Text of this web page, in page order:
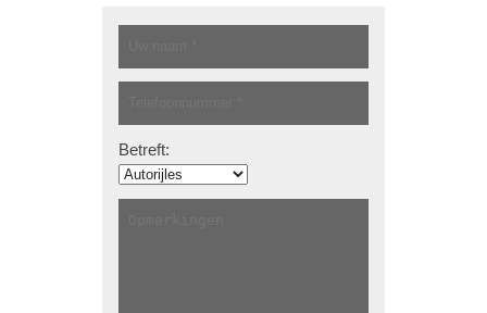
Betreft: